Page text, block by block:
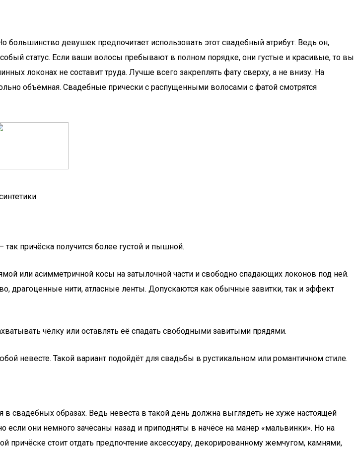
девушек предпочитает использовать этот свадебный атрибут. Ведь он,
статус. Если ваши волосы пребывают в полном порядке, они густые и красивые, то вы
локонах не составит труда. Лучше всего закреплять фату сверху, а не внизу. На
объёмная. Свадебные прически с распущенными волосами с фатой смотрятся
– так причёска получится более густой и пышной.
или асимметричной косы на затылочной части и свободно спадающих локонов под ней.
драгоценные нити, атласные ленты. Допускаются как обычные завитки, так и эффект
чёлку или оставлять её спадать свободными завитыми прядями.
невесте. Такой вариант подойдёт для свадьбы в рустикальном или романтичном стиле.
свадебных образах. Ведь невеста в такой день должна выглядеть не хуже настоящей
они немного зачёсаны назад и приподняты в начёсе на манер «мальвинки». Но на
стоит отдать предпочтение аксессуару, декорированному жемчугом, камнями,